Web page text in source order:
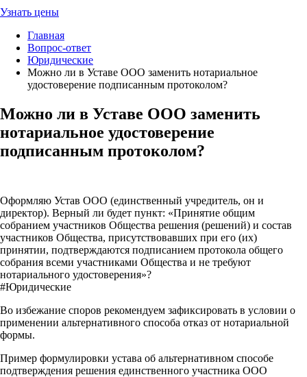
Узнать цены
Главная
Вопрос-ответ
Юридические
Можно ли в Уставе ООО заменить нотариальное
удостоверение подписанным протоколом?
Можно ли в Уставе ООО заменить
нотариальное удостоверение
подписанным протоколом?
Оформляю Устав ООО (единственный учредитель, он и
директор). Верный ли будет пункт: «Принятие общим
собранием участников Общества решения (решений) и состав
участников Общества, присутствовавших при его (их)
принятии, подтверждаются подписанием протокола общего
собрания всеми участниками Общества и не требуют
нотариального удостоверения»?
#Юридические
Во избежание споров рекомендуем зафиксировать в условии о
применении альтернативного способа отказ от нотариальной
формы.
Пример формулировки устава об альтернативном способе
подтверждения решения единственного участника ООО